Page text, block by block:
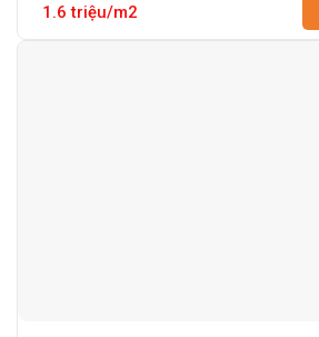
1.6 triệu/m2